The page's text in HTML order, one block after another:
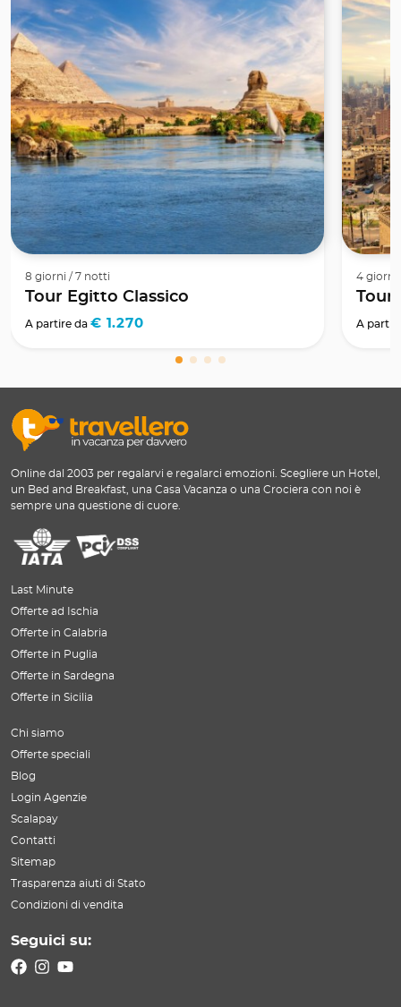
8 giorni / 7 notti
Tour Egitto Classico
A partire da € 1.270
4 giorni
Tour
A
Online dal 2003 per regalarvi e regalarci emozioni. Scegliere un Hotel,
un Bed and Breakfast, una Casa Vacanza o una Crociera con noi è
sempre una questione di cuore.
Last Minute
Offerte ad Ischia
Offerte in Calabria
Offerte in Puglia
Offerte in Sardegna
Offerte in Sicilia
Chi siamo
Offerte speciali
Blog
Login Agenzie
Scalapay
Contatti
Sitemap
Trasparenza aiuti di Stato
Condizioni di vendita
Seguici su: